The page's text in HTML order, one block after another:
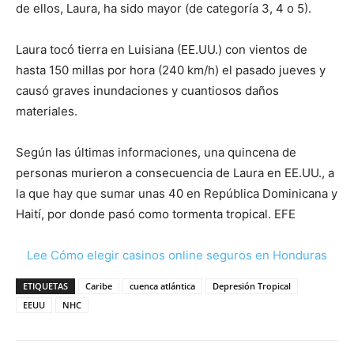
de ellos, Laura, ha sido mayor (de categoría 3, 4 o 5).
Laura tocó tierra en Luisiana (EE.UU.) con vientos de
hasta 150 millas por hora (240 km/h) el pasado jueves y
causó graves inundaciones y cuantiosos daños
materiales.
Según las últimas informaciones, una quincena de
personas murieron a consecuencia de Laura en EE.UU., a
la que hay que sumar unas 40 en República Dominicana y
Haití, por donde pasó como tormenta tropical. EFE
Lee Cómo elegir casinos online seguros en Honduras
ETIQUETAS Caribe cuenca atlántica
Depresión Tropical
EEUU
NHC